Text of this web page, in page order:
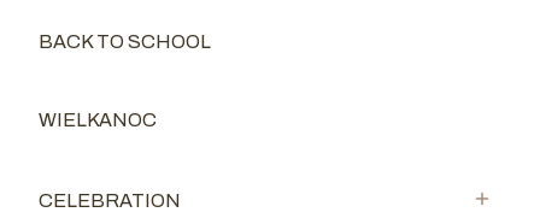
Kategoria - BACK TO SCHOOL
BACK TO SCHOOL
Kategoria - WIELKANOC
WIELKANOC
Kategoria - CELEBRATION
CELEBRATION